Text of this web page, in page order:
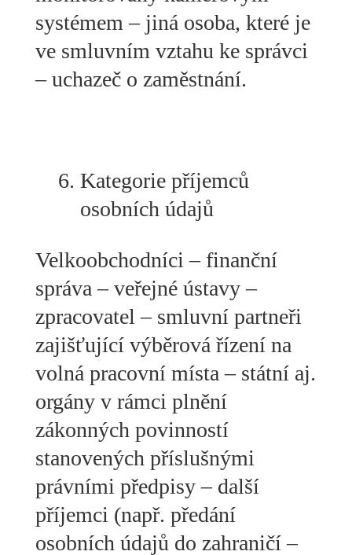
systémem – jiná osoba, které je
ve smluvním vztahu ke správci
– uchazeč o zaměstnání.
Kategorie příjemců
osobních údajů
Velkoobchodníci – finanční
správa – veřejné ústavy –
zpracovatel – smluvní partneři
zajišťující výběrová řízení na
volná pracovní místa – státní aj.
orgány v rámci plnění
zákonných povinností
stanovených příslušnými
právními předpisy – další
příjemci (např. předání
osobních údajů do zahraničí –